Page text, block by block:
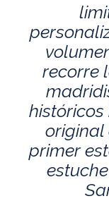
recorre
históricos
primer